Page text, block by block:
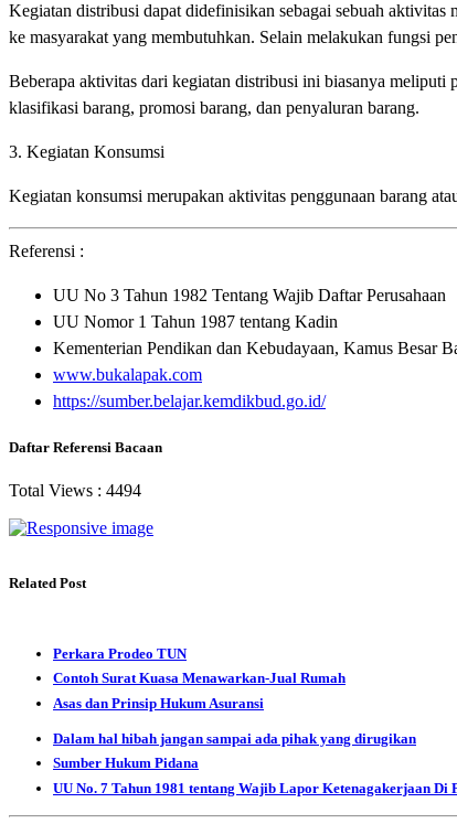
Kegiatan distribusi dapat didefinisikan sebagai sebuah aktivitas
ke masyarakat yang membutuhkan. Selain melakukan fungsi
Beberapa aktivitas dari kegiatan distribusi ini biasanya meliputi
klasifikasi barang, promosi barang, dan penyaluran barang.
3. Kegiatan Konsumsi
Kegiatan konsumsi merupakan aktivitas penggunaan barang
Referensi :
UU No 3 Tahun 1982 Tentang Wajib Daftar Perusahaan
UU Nomor 1 Tahun 1987 tentang Kadin
Kementerian Pendikan dan Kebudayaan, Kamus Besar
www.bukalapak.com
https://sumber.belajar.kemdikbud.go.id/
Daftar Referensi Bacaan
Total Views : 4494
Related Post
Perkara Prodeo TUN
Contoh Surat Kuasa Menawarkan-Jual Rumah
Asas dan Prinsip Hukum Asuransi
Dalam hal hibah jangan sampai ada pihak yang dirugikan
Sumber Hukum Pidana
UU No. 7 Tahun 1981 tentang Wajib Lapor Ketenagakerjaan Di